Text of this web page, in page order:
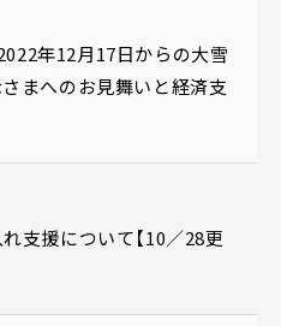
年12月17日からの大雪
まへのお見舞いと経済支
支援について【10／28更